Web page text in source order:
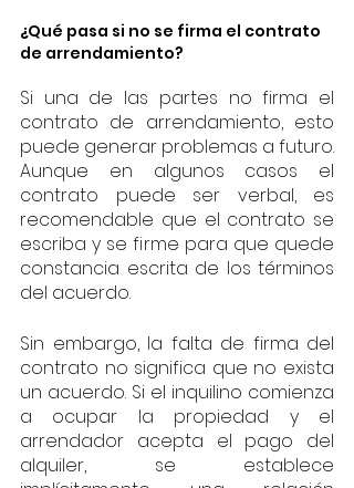
¿Qué pasa si no se firma el contrato
de arrendamiento?
Si una de las partes no firma el
contrato de arrendamiento, esto
puede generar problemas a futuro.
Aunque en algunos casos el
contrato puede ser verbal, es
recomendable que el contrato se
escriba y se firme para que quede
constancia escrita de los términos
del acuerdo.
Sin embargo, la falta de firma del
contrato no significa que no exista
un acuerdo. Si el inquilino comienza
a ocupar la propiedad y el
arrendador acepta el pago del
alquiler, se establece